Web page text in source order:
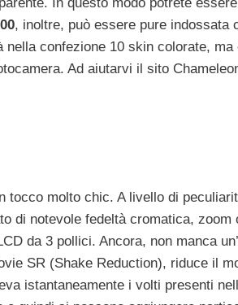
, inoltre, può essere pure indossata
confezione 10 skin colorate, ma
Ad aiutarvi il sito
tocco molto chic. A livello di
di notevole fedeltà cromatica, zoom
da 3 pollici. Ancora, non manca
SR (Shake Reduction), riduce il
istantaneamente i volti presenti